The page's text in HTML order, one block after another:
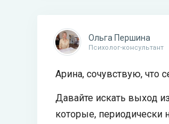
Ольга Першина
Психолог-консультант
Арина, сочувствую, что
Давайте искать выход
которые,